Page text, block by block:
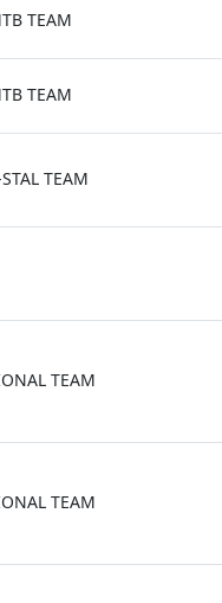
TEAM
TEAM
TEAM
TEAM
TEAM